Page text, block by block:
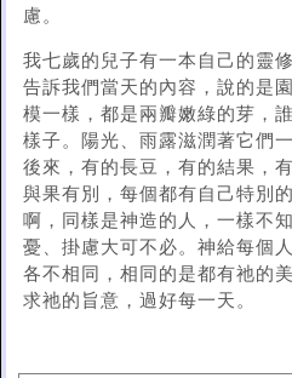
慮。
我七歲的兒子有一本自己的靈
告訴我們當天的內容，說的是
模一樣，都是兩瓣嫩綠的芽，
樣子。陽光、雨露滋潤著它們
後來，有的長豆，有的結果，
與果有別，每個都有自己特別
啊，同樣是神造的人，一樣不
憂、掛慮大可不必。神給每個
各不相同，相同的是都有祂的
求祂的旨意，過好每一天。